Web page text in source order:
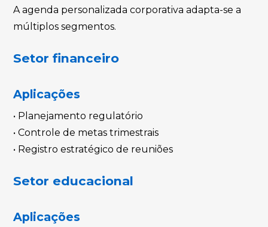
A agenda personalizada corporativa adapta-se a
múltiplos segmentos.
Setor financeiro
Aplicações
• Planejamento regulatório
• Controle de metas trimestrais
• Registro estratégico de reuniões
Setor educacional
Aplicações